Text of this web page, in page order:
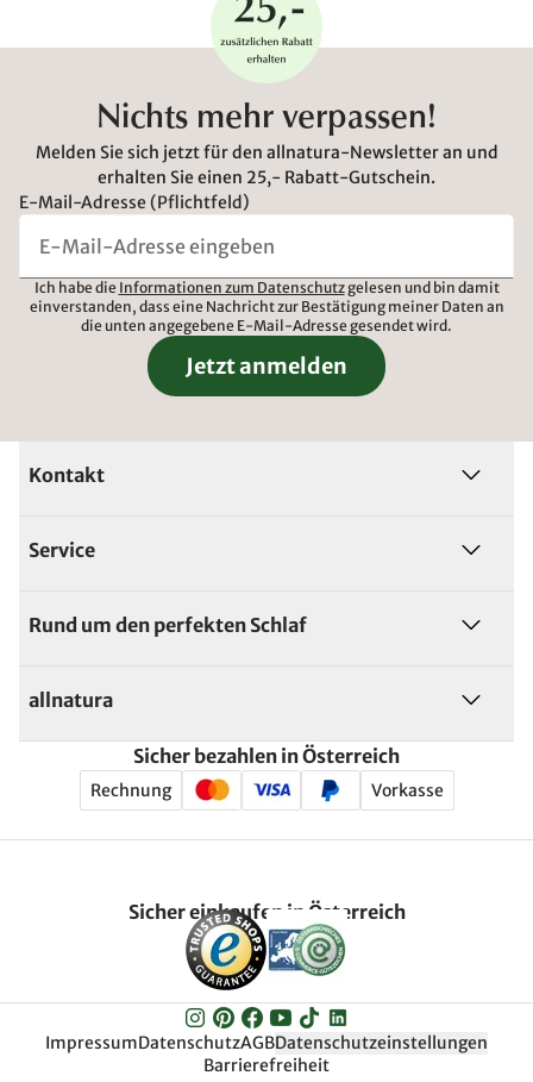
Nichts mehr verpassen!
Melden Sie sich jetzt für den allnatura-Newsletter an und
erhalten Sie einen 25,- Rabatt-Gutschein.
E-Mail-Adresse (Pflichtfeld)
Ich habe die Informationen zum Datenschutzgelesen und bin damit
einverstanden, dass eine Nachricht zur Bestätigung meiner Daten an
die unten angegebene E-Mail-Adresse gesendet wird.
Jetzt anmelden
Kontakt
Service
Rund um den perfekten Schlaf
allnatura
Sicher bezahlen in Österreich
Rechnung Vorkasse
Sicher einkaufen in Österreich
ImpressumDatenschutzAGBDatenschutzeinstellungen
Barrierefreiheit